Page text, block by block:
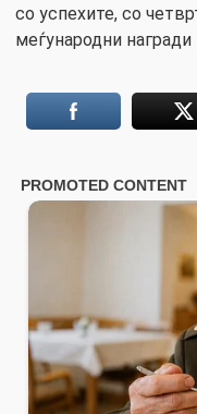
со успехите, со
меѓународни